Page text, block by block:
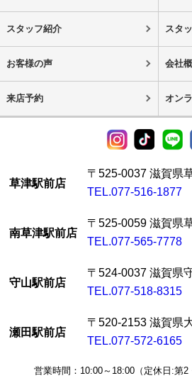
スタッフ紹介 スタ
お客様の声 会社
来店予約 オン
草津駅前店
〒525-0037 滋賀県
TEL.077-516-1877
南草津駅前店
〒525-0059 滋賀県
TEL.077-565-7778
守山駅前店
〒524-0037 滋賀県
TEL.077-518-8315
瀬田駅前店
〒520-2153 滋賀県
TEL.077-572-6165
営業時間：10:00～18:00（定休日:第2